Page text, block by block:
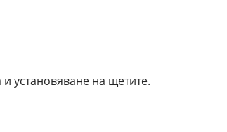
установяване на щетите.